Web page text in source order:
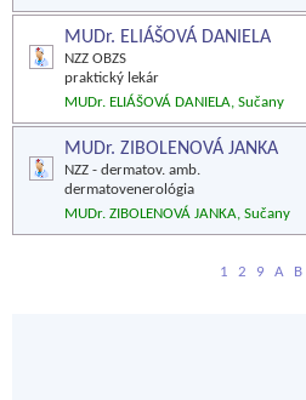
MUDr. ELIÁŠOVÁ DANIELA
NZZ OBZS
praktický lekár
MUDr. ELIÁŠOVÁ DANIELA, Sučany
MUDr. ZIBOLENOVÁ JANKA
NZZ - dermatov. amb.
dermatovenerológia
MUDr. ZIBOLENOVÁ JANKA, Sučany
1 2 9 A B